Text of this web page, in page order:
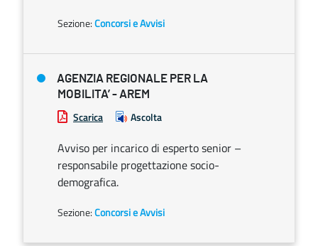
Sezione:Concorsi e Avvisi
AGENZIA REGIONALE PER LA
MOBILITA’ - AREM
Scarica Ascolta
Avviso per incarico di esperto senior –
responsabile progettazione socio-
demografica.
Sezione:Concorsi e Avvisi